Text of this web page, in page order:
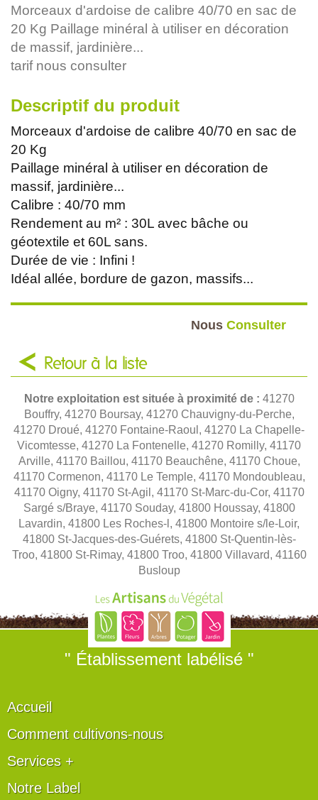
Morceaux d'ardoise de calibre 40/70 en sac de
20 Kg Paillage minéral à utiliser en décoration
de massif, jardinière...
tarif nous consulter
Descriptif du produit
Morceaux d'ardoise de calibre 40/70 en sac de
20 Kg
Paillage minéral à utiliser en décoration de
massif, jardinière...
Calibre : 40/70 mm
Rendement au m² : 30L avec bâche ou
géotextile et 60L sans.
Durée de vie : Infini !
Idéal allée, bordure de gazon, massifs...
Nous Consulter
Retour à la liste
Notre exploitation est située à proximité de : 41270
Bouffry, 41270 Boursay, 41270 Chauvigny-du-Perche,
41270 Droué, 41270 Fontaine-Raoul, 41270 La Chapelle-
Vicomtesse, 41270 La Fontenelle, 41270 Romilly, 41170
Arville, 41170 Baillou, 41170 Beauchêne, 41170 Choue,
41170 Cormenon, 41170 Le Temple, 41170 Mondoubleau,
41170 Oigny, 41170 St-Agil, 41170 St-Marc-du-Cor, 41170
Sargé s/Braye, 41170 Souday, 41800 Houssay, 41800
Lavardin, 41800 Les Roches-l, 41800 Montoire s/le-Loir,
41800 St-Jacques-des-Guérets, 41800 St-Quentin-lès-
Troo, 41800 St-Rimay, 41800 Troo, 41800 Villavard, 41160
Busloup
" Établissement labélisé "
Accueil
Comment cultivons-nous
Services +
Notre Label